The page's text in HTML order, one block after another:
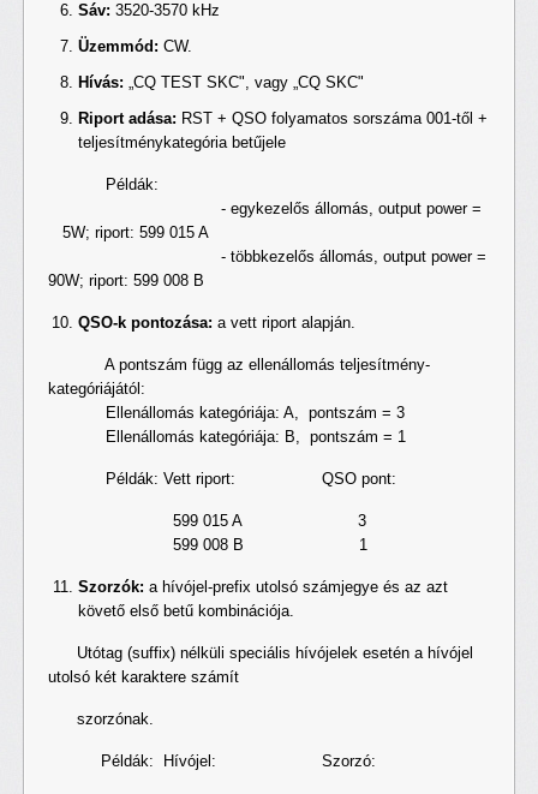
Sáv: 3520-3570 kHz
Üzemmód: CW.
Hívás: „CQ TEST SKC", vagy „CQ SKC"
Riport adása: RST + QSO folyamatos sorszáma 001-től +
teljesítménykategória betűjele
Példák:
- egykezelős állomás, output power =
5W; riport: 599 015 A
- többkezelős állomás, output power =
90W; riport: 599 008 B
QSO-k pontozása: a vett riport alapján.
A pontszám függ az ellenállomás teljesítmény-
kategóriájától:
Ellenállomás kategóriája: A, pontszám = 3
Ellenállomás kategóriája: B, pontszám = 1
Példák: Vett riport: QSO pont:
599 015 A 3
599 008 B 1
Szorzók: a hívójel-prefix utolsó számjegye és az azt
követő első betű kombinációja.
Utótag (suffix) nélküli speciális hívójelek esetén a hívójel
utolsó két karaktere számít
szorzónak.
Példák: Hívójel: Szorzó: